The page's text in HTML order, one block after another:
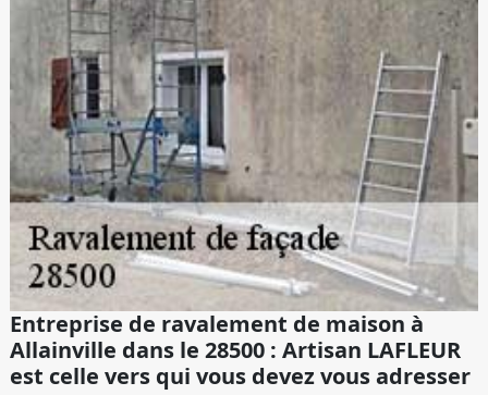
Entreprise de ravalement de maison à
Allainville dans le 28500 : Artisan LAFLEUR
est celle vers qui vous devez vous adresser